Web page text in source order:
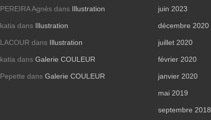
PEREIRA Agnès dans Illustration
katia dans Illustration
LACOUR dans Illustration
katia dans Galerie COULEUR
Pepette dans Galerie COULEUR
juin 2023
décembre 2020
juillet 2020
février 2020
janvier 2020
mai 2019
septembre 2018